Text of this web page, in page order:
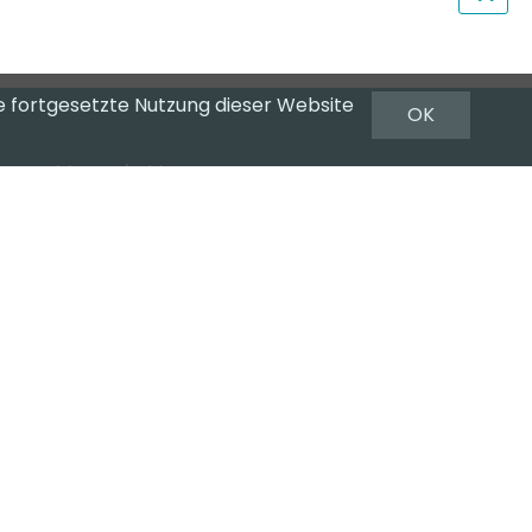
Newsletter
OK
fortgesetzte Nutzung dieser Website